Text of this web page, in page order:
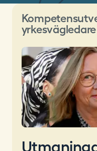
yrkesvägledare